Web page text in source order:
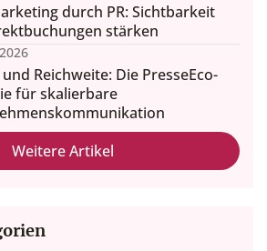
durch PR: Sichtbarkeit
stärken
und Reichweite: Die PresseEco-
für skalierbare
Weitere Artikel